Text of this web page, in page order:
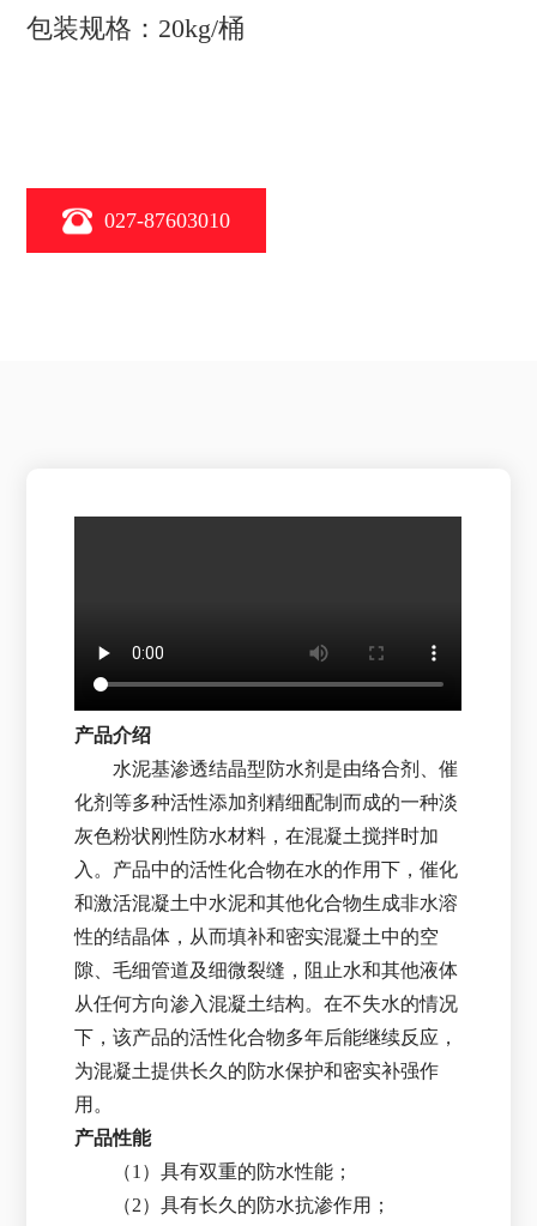
包装规格：20kg/桶
027-87603010
产品介绍
水泥基渗透结晶型防水剂是由络合剂、催
化剂等多种活性添加剂精细配制而成的一种淡
灰色粉状刚性防水材料，在混凝土搅拌时加
入。产品中的活性化合物在水的作用下，催化
和激活混凝土中水泥和其他化合物生成非水溶
性的结晶体，从而填补和密实混凝土中的空
隙、毛细管道及细微裂缝，阻止水和其他液体
从任何方向渗入混凝土结构。在不失水的情况
下，该产品的活性化合物多年后能继续反应，
为混凝土提供长久的防水保护和密实补强作
用。
产品性能
（1）具有双重的防水性能；
（2）具有长久的防水抗渗作用；